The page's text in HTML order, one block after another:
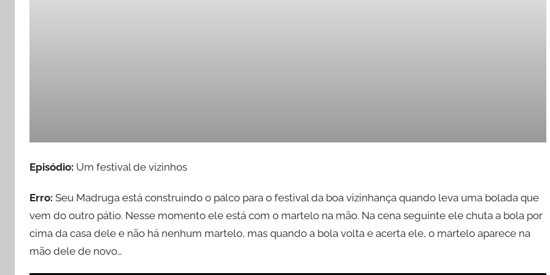
Episódio: Um festival de vizinhos
Erro: Seu Madruga está construindo o palco para o festival da boa vizinhança quando leva uma bolada que
vem do outro pátio. Nesse momento ele está com o martelo na mão. Na cena seguinte ele chuta a bola por
cima da casa dele e não há nenhum martelo, mas quando a bola volta e acerta ele, o martelo aparece na
mão dele de novo…